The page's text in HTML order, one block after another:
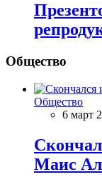
Общество
Общество
6 март
Маис